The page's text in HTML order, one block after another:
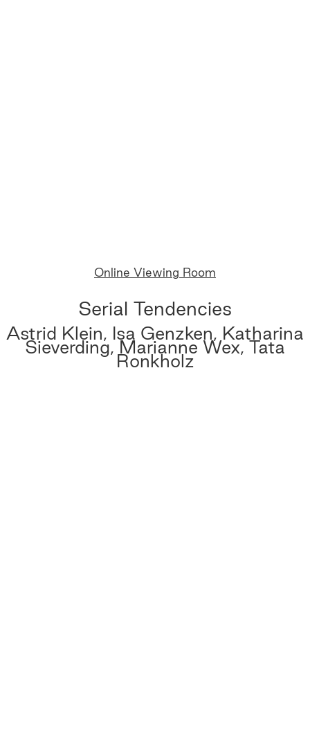
Online Viewing Room
Serial Tendencies
Astrid Klein, Isa Genzken, Katharina
Sieverding, Marianne Wex, Tata
Ronkholz